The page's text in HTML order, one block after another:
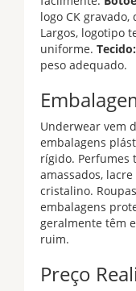
logo CK
Largos, logotipo
uniforme. Tecido:
peso adequado.
Underwear vem
embalagens
rígido. Perfumes
amassados,
cristalino.
embalagens
geralmente têm
ruim.
Preço